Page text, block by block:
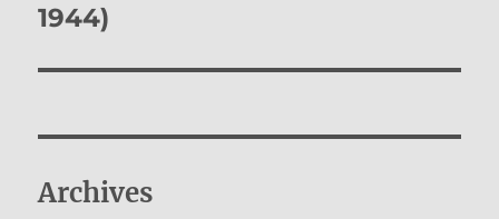
1944)
Archives